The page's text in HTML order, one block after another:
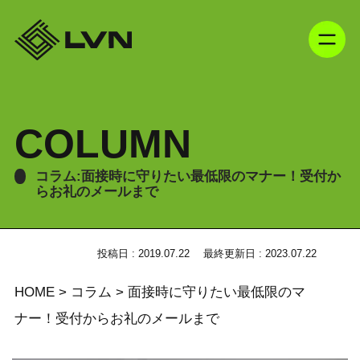
COLUMN
コラム:面接時に守りたい最低限のマナー！受付か
らお礼のメールまで
投稿日 : 2019.07.22 最終更新日 : 2023.07.22
HOME> コラム > 面接時に守りたい最低限のマ
ナー！受付からお礼のメールまで